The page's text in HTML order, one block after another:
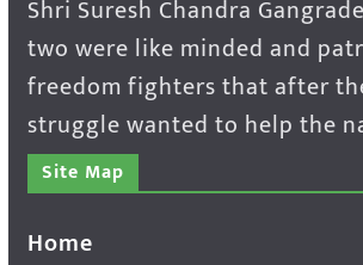
Shri Suresh Chandra
two were like minded and
freedom fighters that after
struggle wanted to help the
Site Map
Home